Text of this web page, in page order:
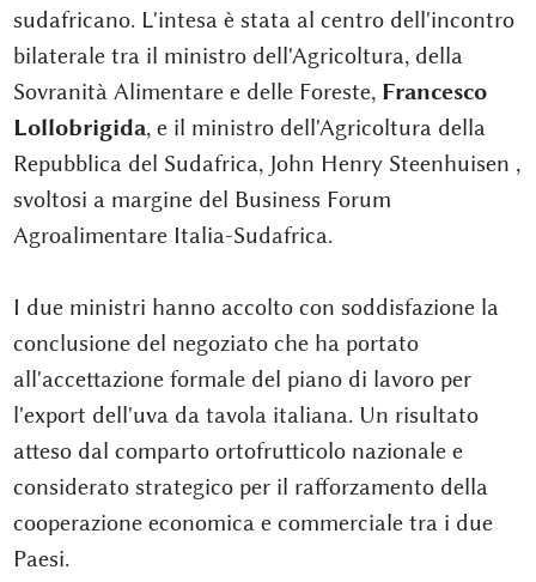
sudafricano. L'intesa è stata al centro dell'incontro
bilaterale tra il ministro dell'Agricoltura, della
Sovranità Alimentare e delle Foreste, Francesco
Lollobrigida, e il ministro dell'Agricoltura della
Repubblica del Sudafrica, John Henry Steenhuisen ,
svoltosi a margine del Business Forum
Agroalimentare Italia-Sudafrica.
I due ministri hanno accolto con soddisfazione la
conclusione del negoziato che ha portato
all'accettazione formale del piano di lavoro per
l'export dell'uva da tavola italiana. Un risultato
atteso dal comparto ortofrutticolo nazionale e
considerato strategico per il rafforzamento della
cooperazione economica e commerciale tra i due
Paesi.